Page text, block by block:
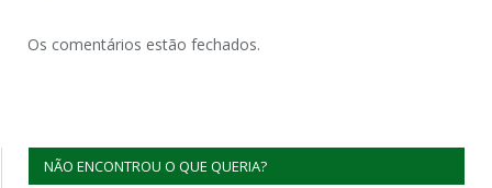
Os comentários estão fechados.
NÃO ENCONTROU O QUE QUERIA?